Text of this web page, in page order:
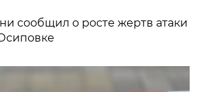
сообщил о росте жертв атаки